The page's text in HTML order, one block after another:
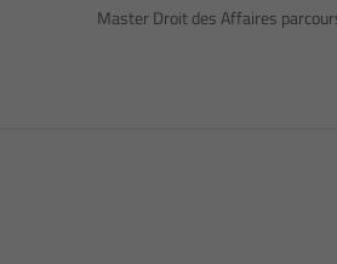
Master Droit des Affaires